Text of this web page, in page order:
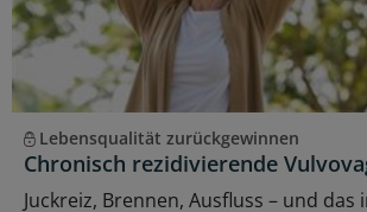
Lebensqualität zurückgewinnen
Chronisch rezidivierende
Juckreiz, Brennen, Ausfluss – und das